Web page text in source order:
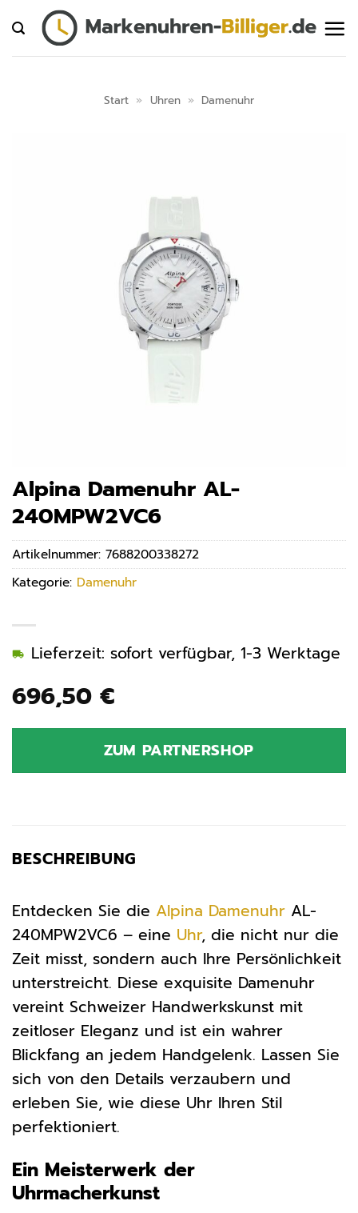
Inhalt
springen
Start » Uhren » Damenuhr
Alpina Damenuhr AL-
240MPW2VC6
696,50 €
Lieferzeit: sofort verfügbar, 1-3 Werktage
ZUM PARTNERSHOP
Artikelnummer: 7688200338272
Kategorie: Damenuhr
BESCHREIBUNG
Entdecken Sie die Alpina Damenuhr AL-
240MPW2VC6 – eine Uhr, die nicht nur die
Zeit misst, sondern auch Ihre Persönlichkeit
unterstreicht. Diese exquisite Damenuhr
vereint Schweizer Handwerkskunst mit
zeitloser Eleganz und ist ein wahrer
Blickfang an jedem Handgelenk. Lassen Sie
sich von den Details verzaubern und
erleben Sie, wie diese Uhr Ihren Stil
perfektioniert.
Ein Meisterwerk der
Uhrmacherkunst